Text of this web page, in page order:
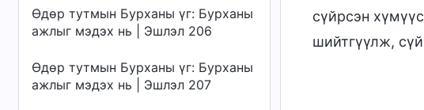
Өдөр тутмын Бурханы үг: Бурханы
ажлыг мэдэх нь | Эшлэл 206
Өдөр тутмын Бурханы үг: Бурханы
ажлыг мэдэх нь | Эшлэл 207
сүйрсэн
шийтгүүлж,